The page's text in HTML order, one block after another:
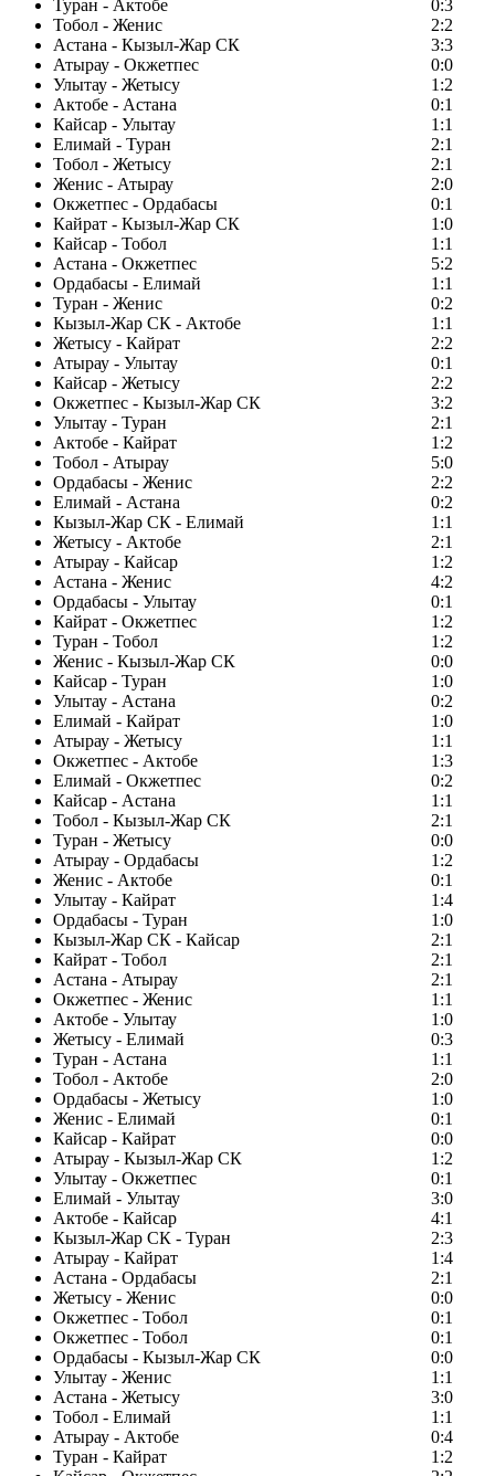
Туран - Актобе
0:3
Тобол - Женис
2:2
Астана - Кызыл-Жар СК
3:3
Атырау - Окжетпес
0:0
Улытау - Жетысу
1:2
Актобе - Астана
0:1
Кайсар - Улытау
1:1
Елимай - Туран
2:1
Тобол - Жетысу
2:1
Женис - Атырау
2:0
Окжетпес - Ордабасы
0:1
Кайрат - Кызыл-Жар СК
1:0
Кайсар - Тобол
1:1
Астана - Окжетпес
5:2
Ордабасы - Елимай
1:1
Туран - Женис
0:2
Кызыл-Жар СК - Актобе
1:1
Жетысу - Кайрат
2:2
Атырау - Улытау
0:1
Кайсар - Жетысу
2:2
Окжетпес - Кызыл-Жар СК
3:2
Улытау - Туран
2:1
Актобе - Кайрат
1:2
Тобол - Атырау
5:0
Ордабасы - Женис
2:2
Елимай - Астана
0:2
Кызыл-Жар СК - Елимай
1:1
Жетысу - Актобе
2:1
Атырау - Кайсар
1:2
Астана - Женис
4:2
Ордабасы - Улытау
0:1
Кайрат - Окжетпес
1:2
Туран - Тобол
1:2
Женис - Кызыл-Жар СК
0:0
Кайсар - Туран
1:0
Улытау - Астана
0:2
Елимай - Кайрат
1:0
Атырау - Жетысу
1:1
Окжетпес - Актобе
1:3
Елимай - Окжетпес
0:2
Кайсар - Астана
1:1
Тобол - Кызыл-Жар СК
2:1
Туран - Жетысу
0:0
Атырау - Ордабасы
1:2
Женис - Актобе
0:1
Улытау - Кайрат
1:4
Ордабасы - Туран
1:0
Кызыл-Жар СК - Кайсар
2:1
Кайрат - Тобол
2:1
Астана - Атырау
2:1
Окжетпес - Женис
1:1
Актобе - Улытау
1:0
Жетысу - Елимай
0:3
Туран - Астана
1:1
Тобол - Актобе
2:0
Ордабасы - Жетысу
1:0
Женис - Елимай
0:1
Кайсар - Кайрат
0:0
Атырау - Кызыл-Жар СК
1:2
Улытау - Окжетпес
0:1
Елимай - Улытау
3:0
Актобе - Кайсар
4:1
Кызыл-Жар СК - Туран
2:3
Атырау - Кайрат
1:4
Астана - Ордабасы
2:1
Жетысу - Женис
0:0
Окжетпес - Тобол
0:1
Окжетпес - Тобол
0:1
Ордабасы - Кызыл-Жар СК
0:0
Улытау - Женис
1:1
Астана - Жетысу
3:0
Тобол - Елимай
1:1
Атырау - Актобе
0:4
Туран - Кайрат
1:2